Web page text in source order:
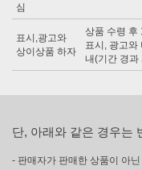
심
표시,광고와
상이상품 하자
상품 수령 후
표시, 광고와
내(기간 경과
단, 아래와 같은 경우는
- 판매자가 판매한 상품이 아닌